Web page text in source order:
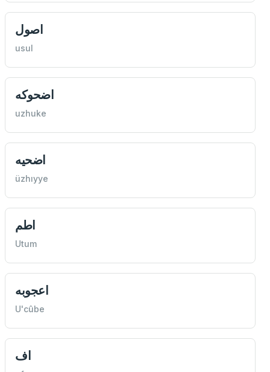
اصول
usul
اضحوكه
uzhuke
اضحيه
üzhıyye
اطم
Utum
اعجوبه
U'cûbe
اف